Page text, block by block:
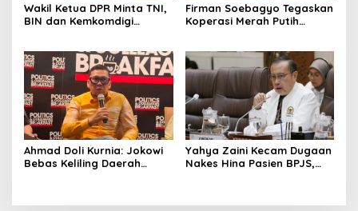
Wakil Ketua DPR Minta TNI,
BIN dan Kemkomdigi
Firman Soebagyo Tegaskan
Koperasi Merah Putih
Bersubsidi
Ahmad Doli Kurnia: Jokowi
Bebas Keliling Daerah
Yahya Zaini Kecam Dugaan
Nakes Hina Pasien BPJS,